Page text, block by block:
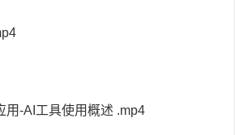
用-AI工具使用概述 .mp4